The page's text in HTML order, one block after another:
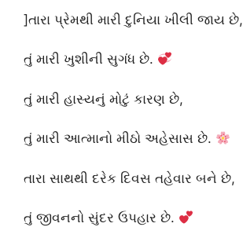
]તારા પ્રેમથી મારી દુનિયા ખીલી જાય છે,
તું મારી ખુશીની સુગંધ છે.
તું મારી હાસ્યનું મોટું કારણ છે,
તું મારી આત્માનો મીઠો અહેસાસ છે.
તારા સાથથી દરેક દિવસ તહેવાર બને છે,
તું જીવનનો સુંદર ઉપહાર છે.